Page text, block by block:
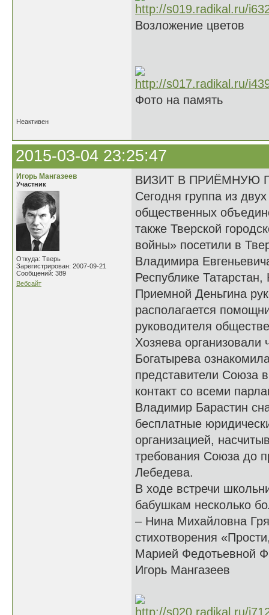
Возложение цветов
Фото на память
Неактивен
2015-03-04 23:25:47
Игорь Мангазеев
Участник
Откуда: Тверь
Зарегистрирован: 2007-09-21
Сообщений: 389
Вебсайт
ВИЗИТ В ПРИЁМНУЮ
Сегодня группа из
общественных
также Тверской
войны» посетили в
Владимира
Республике
Приемной Деньгина
располагается
руководителя
Хозяева
Богатырева
представители Союза
контакт со всеми
Владимир Барастин
бесплатные
организацией,
требования Союза до
Лебедева.
В ходе встречи
бабушкам несколько
– Нина Михайловна
стихотворения
Марией Федотьевной
Игорь Мангазеев